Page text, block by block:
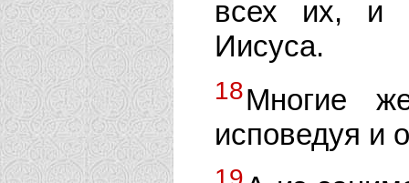
всех их, и
Иисуса.
18Многие
исповедуя и